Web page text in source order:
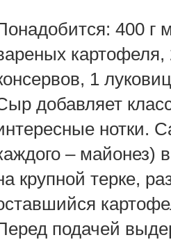
400 г
1
добавляет
нотки.
– майонез)
крупной терке,
подачей